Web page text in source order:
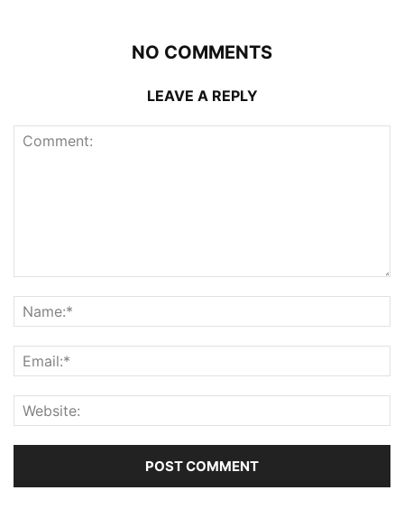
NO COMMENTS
LEAVE A REPLY